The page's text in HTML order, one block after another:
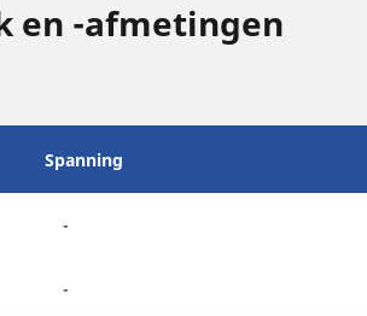
en -afmetingen
Spanning
-
-